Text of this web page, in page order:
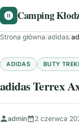
Camping
Strona główna/adidas/
ADIDAS BUTY
adidas Terrex
admin 2 czerwca